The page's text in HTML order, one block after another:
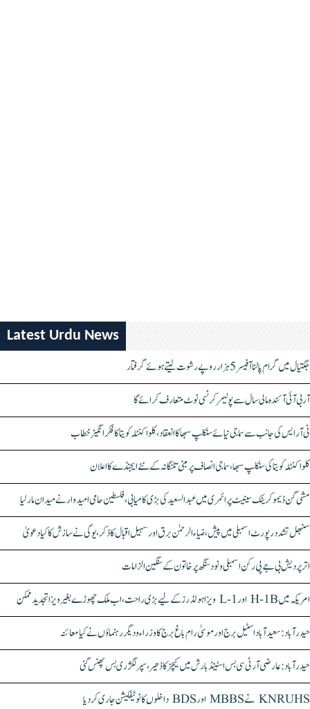
Latest Urdu News
جگتیال میں گرام پالنا آفیسر 5 ہزار روپے رشوت لیتے ہوئے گرفتار
آر بی آئی آئندہ مالی سال سے پولیمر کرنسی نوٹ متعارف کرائے گا
ٹی آر ایس کی جانب سے سماجی نیائے سنکلپ سبھا کا انعقاد، کلواکنٹلہ کویتا کا فکر انگیز خطاب
کلواکنٹلہ کویتا کی سنکلپ سبھا، سماجی انصاف پر مبنی تلنگانہ کے نئے ایجنڈے کا اعلان
مشی گن ڈیموکریٹک سینیٹ پرائمری میں عبدالسعید کی بڑی کامیابی، فلسطین حامی امیدوار نے میدان مار لیا
سنبھل تشدد رپورٹ اسمبلی میں پیش، ضیاء الرحمٰن برق اور سہیل اقبال کا ذکر، یوگی نے سازش کا کیا دعویٰ
اتر پردیش بی جے پی رکن اسمبلی ونود سنگھ پر خاتون کے سنگین الزامات
امریکہ میں H-1B اور L-1 ویزا ہولڈرز کے لیے بڑی راحت، اب ملک چھوڑے بغیر ویزا تجدید ممکن
حیدرآباد: سعیدآباد اسٹیل برج اور موسیٰ رام باغ برج کا وزراء و دیگر رہنماؤں نے کیا معائنہ
حیدرآباد: عارضی آر ٹی سی بس اسٹینڈ بارش میں کیچڑ کا ڈھیر، سپر لگژری بس پھنس گئی
KNRUHS نے MBBS اور BDS داخلوں کا نوٹیفکیشن جاری کر دیا